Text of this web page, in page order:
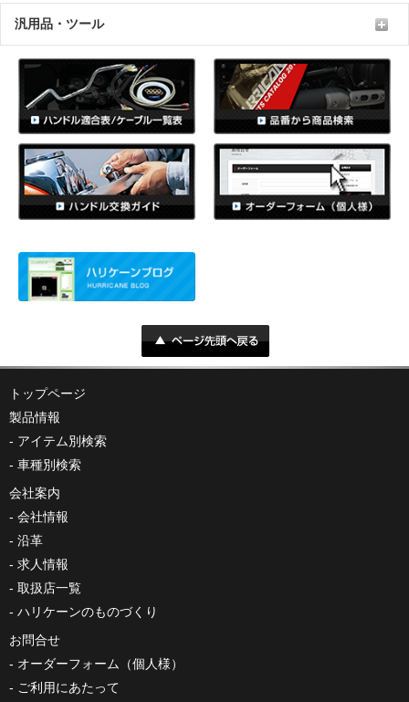
汎用品・ツール
トップページ
製品情報
アイテム別検索
車種別検索
会社案内
会社情報
沿革
求人情報
取扱店一覧
ハリケーンのものづくり
お問合せ
オーダーフォーム（個人様）
ご利用にあたって